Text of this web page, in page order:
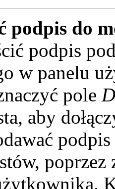
podpis do
podpis
w panelu
pole
aby
poprzez